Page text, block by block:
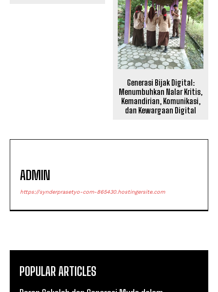
Generasi Bijak Digital:
Menumbuhkan Nalar Kritis,
Kemandirian, Komunikasi,
dan Kewargaan Digital
ADMIN
https://synderprasetyo-com-865430.hostingersite.com
POPULAR ARTICLES